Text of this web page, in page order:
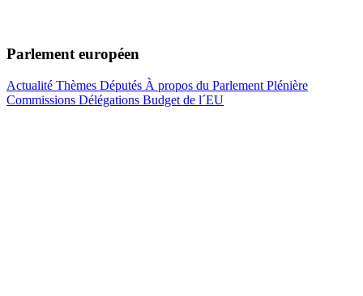
Parlement européen
Actualité Thèmes Députés À propos du Parlement Plénière
Commissions Délégations Budget de l´EU